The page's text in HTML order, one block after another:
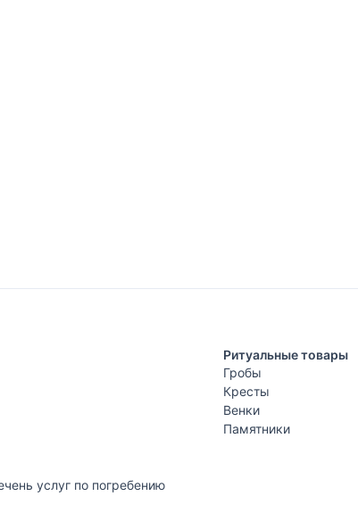
услуг по погребению
Ритуальные товары
Гробы
Кресты
Венки
Памятники